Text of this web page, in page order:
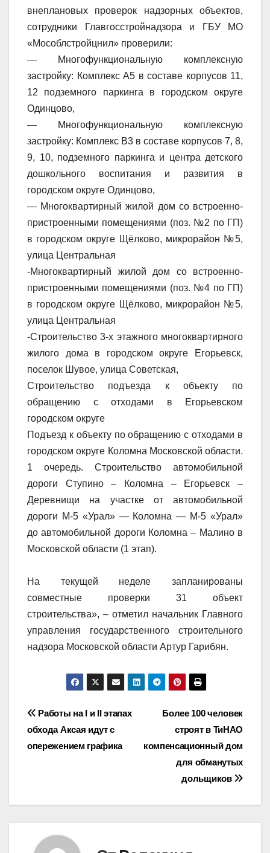
внеплановых проверок надзорных объектов,
сотрудники Главгосстройнадзора и ГБУ МО
«Мособлстройцнил» проверили:
— Многофункциональную комплексную
застройку: Комплекс А5 в составе корпусов 11,
12 подземного паркинга в городском округе
Одинцово,
— Многофункциональную комплексную
застройку: Комплекс В3 в составе корпусов 7, 8,
9, 10, подземного паркинга и центра детского
дошкольного воспитания и развития в
городском округе Одинцово,
— Многоквартирный жилой дом со встроенно-
пристроенными помещениями (поз. №2 по ГП)
в городском округе Щёлково, микрорайон №5,
улица Центральная
-Многоквартирный жилой дом со встроенно-
пристроенными помещениями (поз. №4 по ГП)
в городском округе Щёлково, микрорайон №5,
улица Центральная
-Строительство 3-х этажного многоквартирного
жилого дома в городском округе Егорьевск,
поселок Шувое, улица Советская,
Строительство подъезда к объекту по
обращению с отходами в Егорьевском
городском округе
Подъезд к объекту по обращению с отходами в
городском округе Коломна Московской области.
1 очередь. Строительство автомобильной
дороги Ступино – Коломна – Егорьевск –
Деревнищи на участке от автомобильной
дороги М-5 «Урал» — Коломна — М-5 «Урал»
до автомобильной дороги Коломна – Малино в
Московской области (1 этап).
На текущей неделе запланированы
совместные проверки 31 объект
строительства», – отметил начальник Главного
управления государственного строительного
надзора Московской области Артур Гарибян.
Навигация
по
Более 100 человек
строят в ТиНАО
компенсационный дом
для обманутых
дольщиков
Работы на I и II этапах
обхода Аксая идут с
опережением графика